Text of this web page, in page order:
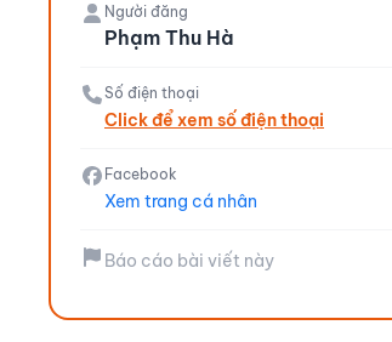
Người đăng
Phạm Thu Hà
Số điện thoại
Click để xem số điện thoại
Facebook
Xem trang cá nhân
Báo cáo bài viết này